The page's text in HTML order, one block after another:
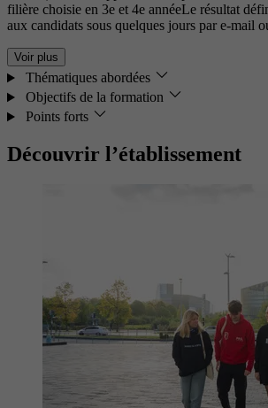
filière choisie en 3e et 4e annéeLe résultat
aux candidats sous quelques jours par e-mail
Voir plus
Thématiques abordées
Objectifs de la formation
Points forts
Découvrir l’établissement